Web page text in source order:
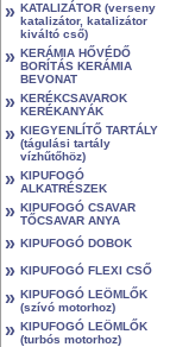
» KATALIZÁTOR (verseny
katalizátor, katalizátor
kiváltó cső)
» KERÁMIA HŐVÉDŐ
BORÍTÁS KERÁMIA
BEVONAT
» KERÉKCSAVAROK
KERÉKANYÁK
» KIEGYENLÍTŐ TARTÁLY
(tágulási tartály
vízhűtőhöz)
» KIPUFOGÓ
ALKATRÉSZEK
» KIPUFOGÓ CSAVAR
TŐCSAVAR ANYA
» KIPUFOGÓ DOBOK
» KIPUFOGÓ FLEXI CSŐ
» KIPUFOGÓ LEÖMLŐK
(szívó motorhoz)
» KIPUFOGÓ LEÖMLŐK
(turbós motorhoz)